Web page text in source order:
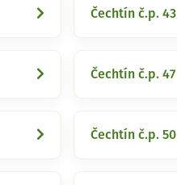
Čechtín č.p. 43
Čechtín č.p. 47
Čechtín č.p. 50